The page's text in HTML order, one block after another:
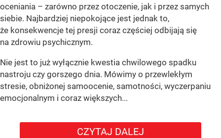
oceniania – zarówno przez otoczenie, jak i przez samych
siebie. Najbardziej niepokojące jest jednak to,
że konsekwencje tej presji coraz częściej odbijają się
na zdrowiu psychicznym.
Nie jest to już wyłącznie kwestia chwilowego spadku
nastroju czy gorszego dnia. Mówimy o przewlekłym
stresie, obniżonej samoocenie, samotności, wyczerpaniu
emocjonalnym i coraz większych...
CZYTAJ DALEJ